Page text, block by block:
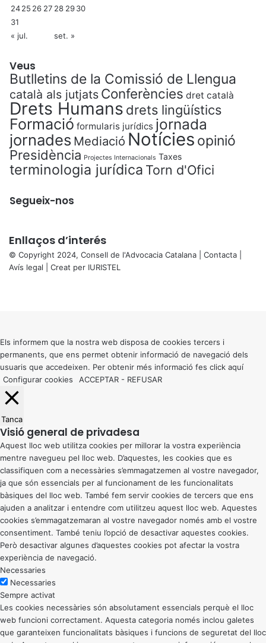
2425 26 27 28 2930
31
« jul.
set. »
Veus
Butlletins de la Comissió de Llengua
català als jutjats Conferències dret català
Drets Humans drets lingüístics
Formació formularis jurídics jornada
jornades Mediació Notícies opinió
Presidència Projectes Internacionals Taxes
terminologia jurídica Torn d'Ofici
Segueix-nos
Enllaços d’interés
© Copyright 2024, Consell de l'Advocacia Catalana | Contacta
Avís legal | Creat per IURISTEL
button
Els informem que la nostra web disposa de cookies tercers i
permanents, que ens permet obtenir informació de navegació dels
usuaris que accedeixen. Per obtenir més informació fes click aquí
Configurar cookies
ACCEPTAR - REFUSAR
Tanca
Visió general de privadesa
Aquest lloc web utilitza cookies per millorar la vostra experiència
mentre navegueu pel lloc web. D’aquestes, les cookies que es
classifiquen com a necessàries s’emmagatzemen al vostre navegador,
ja que són essencials per al funcionament de les funcionalitats
bàsiques del lloc web. També fem servir cookies de tercers que ens
ajuden a analitzar i entendre com utilitzeu aquest lloc web. Aquestes
cookies s’emmagatzemaran al vostre navegador només amb el vostre
consentiment. També teniu l’opció de desactivar aquestes cookies.
Però desactivar algunes d’aquestes cookies pot afectar la vostra
experiència de navegació.
Necessaries
Necessaries
Sempre activat
Les cookies necessàries són absolutament essencials perquè el lloc
web funcioni correctament. Aquesta categoria només inclou galetes
que garanteixen funcionalitats bàsiques i funcions de seguretat del lloc